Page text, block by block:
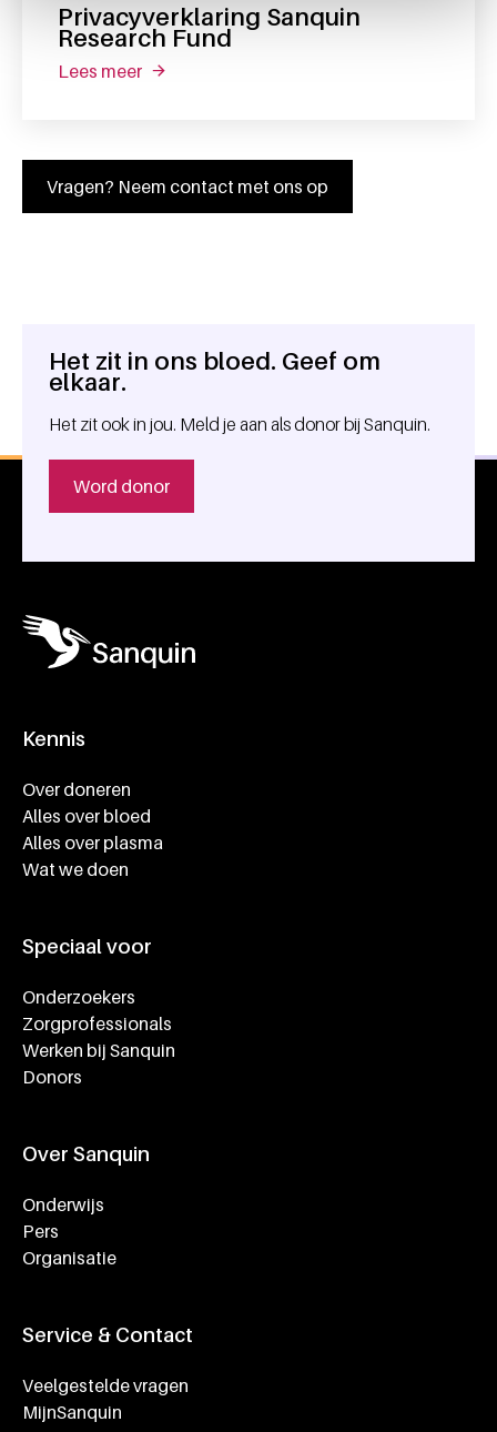
Privacyverklaring Sanquin
Research Fund
Lees meer
Vragen? Neem contact met ons op
Algemene informatie
Het zit in ons bloed. Geef om
elkaar.
Het zit ook in jou. Meld je aan als donor bij Sanquin.
Word donor
Kennis
Over doneren
Alles over bloed
Alles over plasma
Wat we doen
Speciaal voor
Onderzoekers
Zorgprofessionals
Werken bij Sanquin
Donors
Over Sanquin
Onderwijs
Pers
Organisatie
Service & Contact
Veelgestelde vragen
MijnSanquin